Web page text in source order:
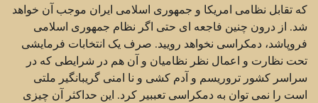
که تقابل نظامی امریکا و جمهوری اسلامی ایران موجب آن خواهد
شد. از درون چنین فاجعه ای حتی اگر نظام جمهوری اسلامی
فروپاشد، دمکراسی نخواهد رویید. صرف یک انتخابات فرمایشی
تحت نظارت و اعمال نظر نظامیان و آن هم در شرایطی که در
سراسر کشور تروریسم و آدم کشی و نا امنی گریبانگیر ملتی
است را نمی توان به دمکراسی تعببیر کرد. این حداکثر آن چیزی